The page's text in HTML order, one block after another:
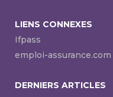
LIENS CONNEXES
Ifpass
emploi-assurance.com
DERNIERS ARTICLES